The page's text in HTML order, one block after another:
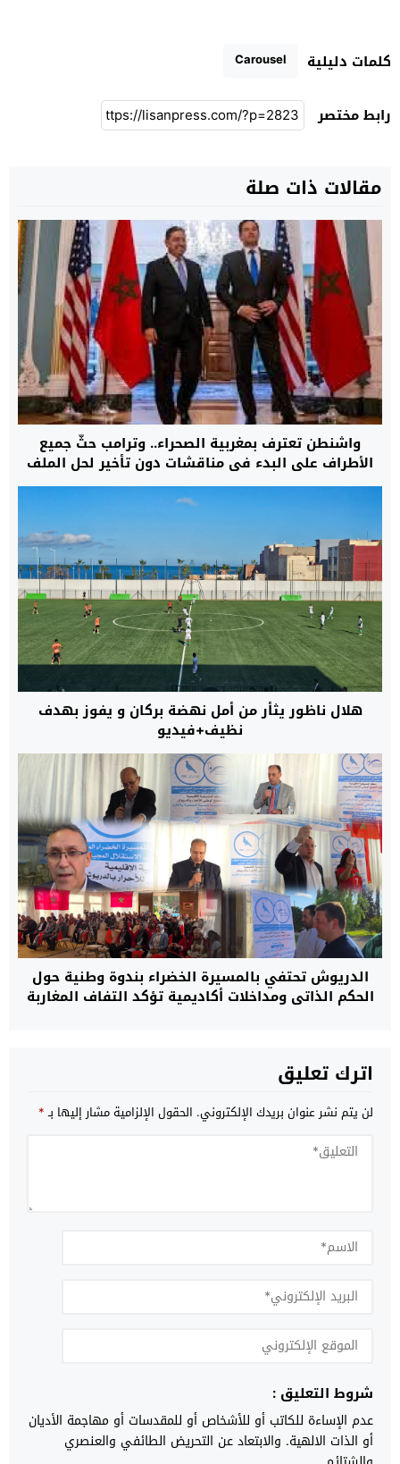
كلمات دليلية Carousel
رابط مختصر
مقالات ذات صلة
واشنطن تعترف بمغربية الصحراء.. وترامب حثّ جميع
الأطراف على البدء في مناقشات دون تأخير لحل الملف
على أساس الحكم الذاتي
هلال ناظور يثأر من أمل نهضة بركان و يفوز بهدف
نظيف+فيديو
الدريوش تحتفي بالمسيرة الخضراء بندوة وطنية حول
الحكم الذاتي ومداخلات أكاديمية تؤكد التفاف المغاربة
اترك تعليق
لن يتم نشر عنوان بريدك الإلكتروني. الحقول الإلزامية مشار إليها بـ*
شروط التعليق :
عدم الإساءة للكاتب أو للأشخاص أو للمقدسات أو مهاجمة الأديان
أو الذات الالهية. والابتعاد عن التحريض الطائفي والعنصري